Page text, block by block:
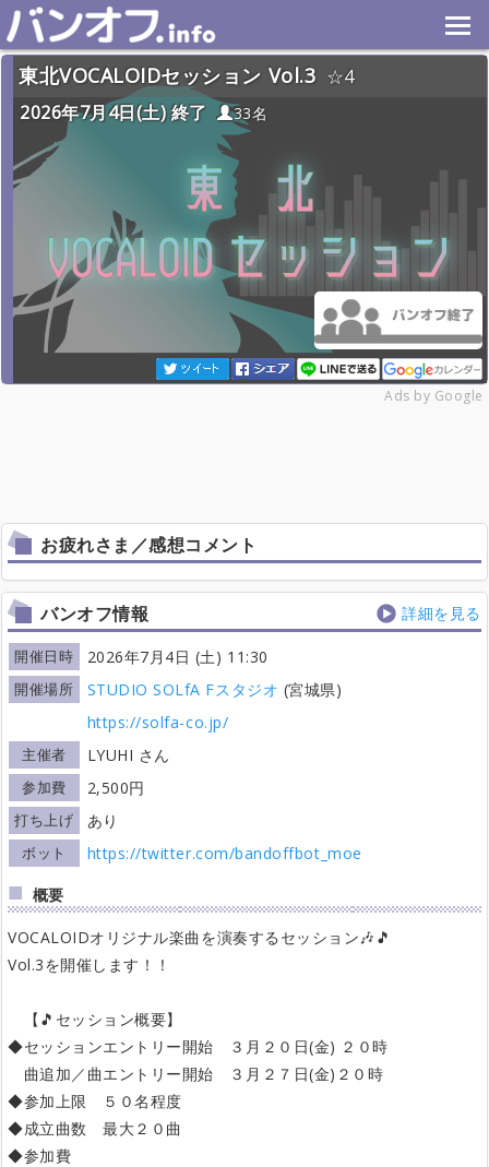
東北VOCALOIDセッション Vol.3
4
2026年7月4日(土) 終了
33名
Ads by Google
お疲れさま／感想コメント
バンオフ情報 詳細を見る
開催日時 2026年7月4日 (土) 11:30
開催場所 STUDIO SOLfA Fスタジオ (宮城県)
https://solfa-co.jp/
主催者 LYUHI さん
参加費 2,500円
打ち上げ あり
ボット
https://twitter.com/bandoffbot_moe
概要
VOCALOIDオリジナル楽曲を演奏するセッション🎶🎵
Vol.3を開催します！！
【🎵セッション概要】
◆セッションエントリー開始 ３月２０日(金) ２０時
曲追加／曲エントリー開始 ３月２７日(金)２０時
◆参加上限 ５０名程度
◆成立曲数 最大２０曲
◆参加費